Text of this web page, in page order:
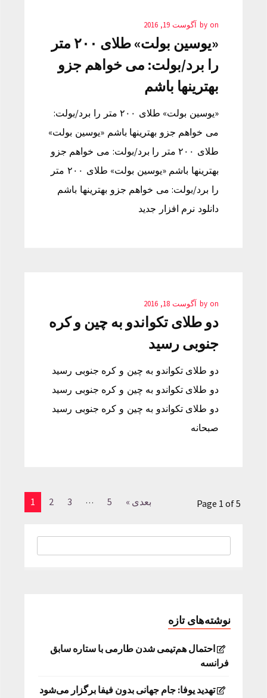
by on آگوست 19, 2016
«یوسین بولت» طلای ۲۰۰ متر
را برد/بولت: می خواهم جزو
بهترینها باشم
«یوسین بولت» طلای ۲۰۰ متر را برد/بولت:
می خواهم جزو بهترینها باشم «یوسین بولت»
طلای ۲۰۰ متر را برد/بولت: می خواهم جزو
بهترینها باشم «یوسین بولت» طلای ۲۰۰ متر
را برد/بولت: می خواهم جزو بهترینها باشم
دانلود نرم افزار جدید
by on آگوست 18, 2016
دو طلای تکواندو به چین و کره
جنوبی رسید
دو طلای تکواندو به چین و کره جنوبی رسید
دو طلای تکواندو به چین و کره جنوبی رسید
دو طلای تکواندو به چین و کره جنوبی رسید
صبحانه
1 2 3 … 5 بعدی » Page 1 of 5
نوشته‌های تازه
احتمال هم‌تیمی شدن طارمی با ستاره سابق
فرانسه
تهدید یوفا: جام جهانی بدون فیفا برگزار می‌شود